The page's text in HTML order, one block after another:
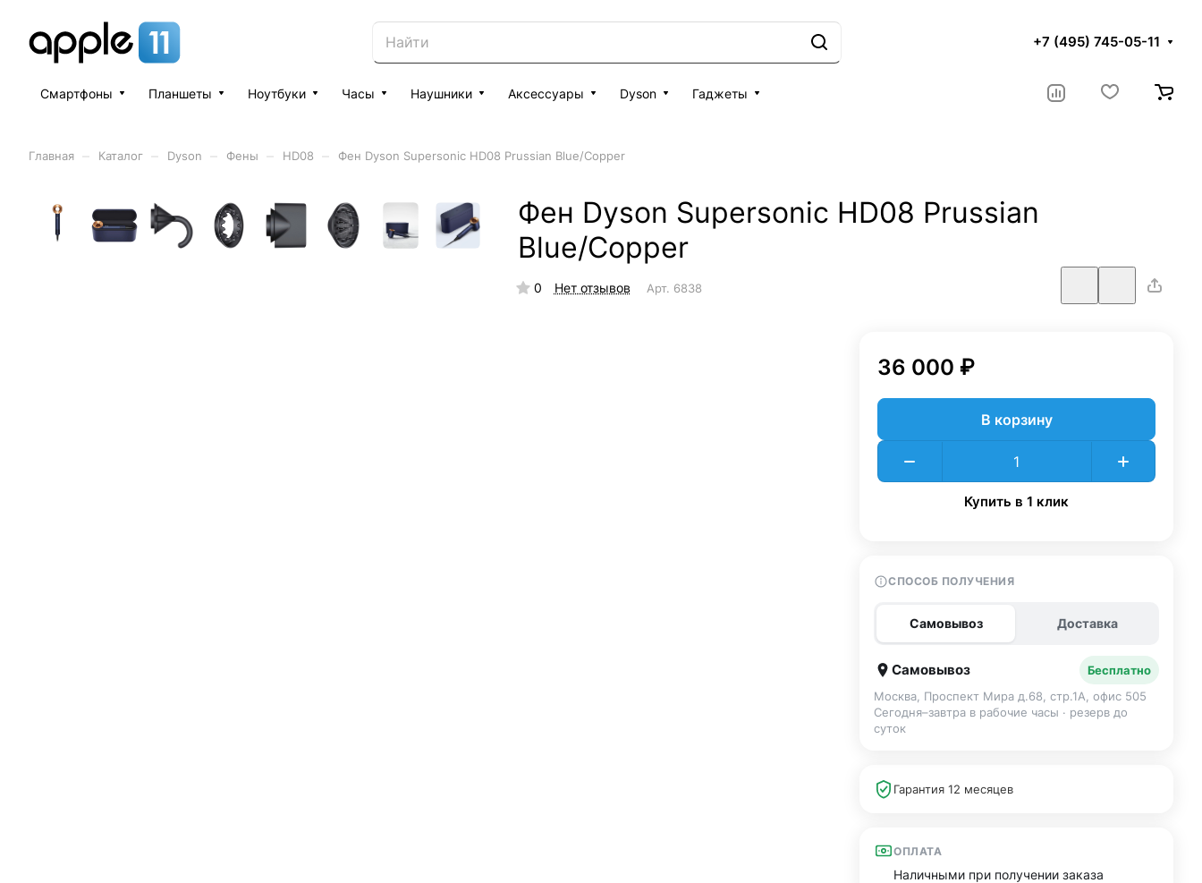
+7 (495) 745-05-11
Смартфоны Планшеты Ноутбуки Часы Наушники Аксессуары Dyson Гаджеты
Главная Каталог Dyson Фены HD08 Фен Dyson Supersonic HD08 Prussian Blue/Copper
Фен Dyson Supersonic HD08 Prussian
Blue/Copper
0 Нет отзывов Арт. 6838
36 000 ₽
В корзину
Купить в 1 клик
СПОСОБ ПОЛУЧЕНИЯ
Самовывоз Доставка
Самовывоз
Бесплатно
Москва, Проспект Мира д.68, стр.1А, офис 505
Сегодня–завтра в рабочие часы · резерв до
суток
Гарантия 12 месяцев
ОПЛАТА
Наличными при получении заказа